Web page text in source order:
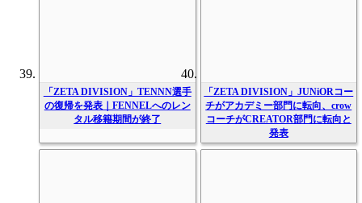
「ZETA DIVISION」TENNN選手
の復帰を発表｜FENNELへのレン
タル移籍期間が終了
「ZETA DIVISION」JUNiORコー
チがアカデミー部門に転向、crow
コーチがCREATOR部門に転向と
発表